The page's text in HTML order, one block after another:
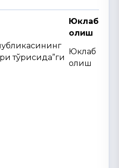
Юклаб
олиш
тўғрисида”ги
Юклаб
олиш